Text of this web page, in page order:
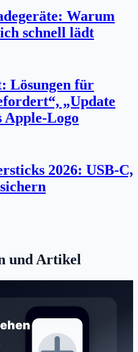
Warum
schnell lädt
Lösungen für
„Update
Apple-Logo
2026: USB-C,
und Artikel